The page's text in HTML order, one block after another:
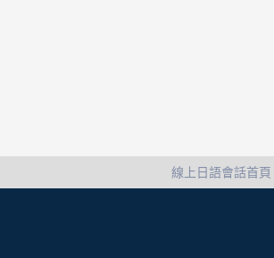
線上日語會話首頁